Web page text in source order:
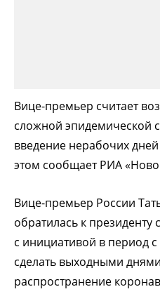
Вице-премьер считает
сложной эпидемической
введение нерабочих
этом сообщает РИА
Вице-премьер России
обратилась к
с инициативой в период
сделать выходными
распространение